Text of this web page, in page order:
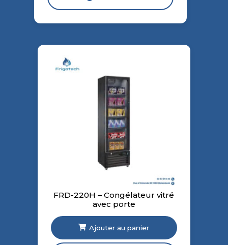
FRD-220H – Congélateur vitré
avec porte
Ajouter au panier